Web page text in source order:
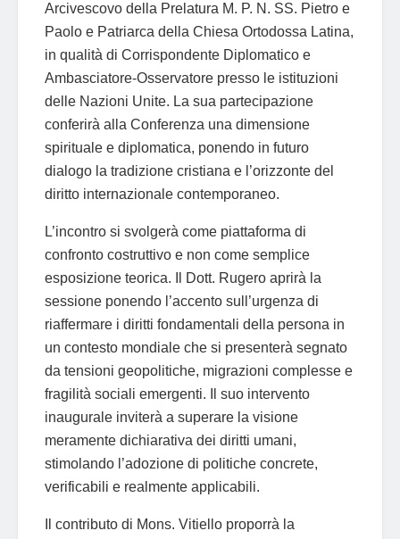
Arcivescovo della Prelatura M. P. N. SS. Pietro e
Paolo e Patriarca della Chiesa Ortodossa Latina,
in qualità di Corrispondente Diplomatico e
Ambasciatore-Osservatore presso le istituzioni
delle Nazioni Unite. La sua partecipazione
conferirà alla Conferenza una dimensione
spirituale e diplomatica, ponendo in futuro
dialogo la tradizione cristiana e l’orizzonte del
diritto internazionale contemporaneo.
L’incontro si svolgerà come piattaforma di
confronto costruttivo e non come semplice
esposizione teorica. Il Dott. Rugero aprirà la
sessione ponendo l’accento sull’urgenza di
riaffermare i diritti fondamentali della persona in
un contesto mondiale che si presenterà segnato
da tensioni geopolitiche, migrazioni complesse e
fragilità sociali emergenti. Il suo intervento
inaugurale inviterà a superare la visione
meramente dichiarativa dei diritti umani,
stimolando l’adozione di politiche concrete,
verificabili e realmente applicabili.
Il contributo di Mons. Vitiello proporrà la